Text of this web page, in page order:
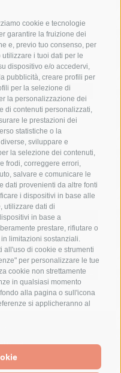
cookie e tecnologie
garantire la fruizione dei
e, previo tuo consenso, per
i tuoi dati per le
dispositivo e/o accedervi,
pubblicità, creare profili per
per la selezione di
la personalizzazione dei
di contenuti personalizzati,
le prestazioni dei
statistiche o la
sviluppare e
la selezione dei contenuti,
frodi, correggere errori,
salvare e comunicare le
dati provenienti da altre fonti
i dispositivi in base alle
utilizzare dati di
in base a
prestare, rifiutare o
limitazioni sostanziali.
all'uso di cookie e strumenti
per personalizzare le tue
cookie non strettamente
in qualsiasi momento
alla pagina o sull'icona
si applicheranno al
arresto
capri
carabinieri
elezioni
costiera
incidente
massa lubrense
ordinanza
polizia municipale
sant'agnello
temporali
treni
vincenzo de luca